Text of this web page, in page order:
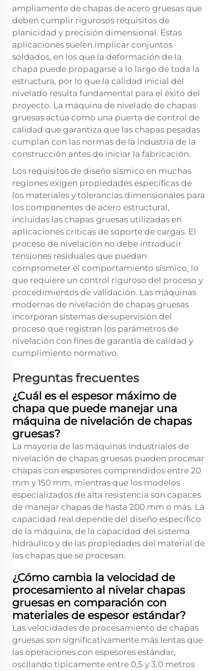
ampliamente de chapas de acero gruesas que
deben cumplir rigurosos requisitos de
planicidad y precisión dimensional. Estas
aplicaciones suelen implicar conjuntos
soldados, en los que la deformación de la
chapa puede propagarse a lo largo de toda la
estructura, por lo que la calidad inicial del
nivelado resulta fundamental para el éxito del
proyecto. La máquina de nivelado de chapas
gruesas actúa como una puerta de control de
calidad que garantiza que las chapas pesadas
cumplan con las normas de la industria de la
construcción antes de iniciar la fabricación.
Los requisitos de diseño sísmico en muchas
regiones exigen propiedades específicas de
los materiales y tolerancias dimensionales para
los componentes de acero estructural,
incluidas las chapas gruesas utilizadas en
aplicaciones críticas de soporte de cargas. El
proceso de nivelación no debe introducir
tensiones residuales que puedan
comprometer el comportamiento sísmico, lo
que requiere un control riguroso del proceso y
procedimientos de validación. Las máquinas
modernas de nivelación de chapas gruesas
incorporan sistemas de supervisión del
proceso que registran los parámetros de
nivelación con fines de garantía de calidad y
cumplimiento normativo.
Preguntas frecuentes
¿Cuál es el espesor máximo de
chapa que puede manejar una
máquina de nivelación de chapas
gruesas?
La mayoría de las máquinas industriales de
nivelación de chapas gruesas pueden procesar
chapas con espesores comprendidos entre 20
mm y 150 mm, mientras que los modelos
especializados de alta resistencia son capaces
de manejar chapas de hasta 200 mm o más. La
capacidad real depende del diseño específico
de la máquina, de la capacidad del sistema
hidráulico y de las propiedades del material de
las chapas que se procesan.
¿Cómo cambia la velocidad de
procesamiento al nivelar chapas
gruesas en comparación con
materiales de espesor estándar?
Las velocidades de procesamiento de chapas
gruesas son significativamente más lentas que
las operaciones con espesores estándar,
oscilando típicamente entre 0,5 y 3,0 metros